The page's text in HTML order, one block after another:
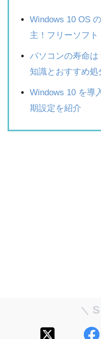
Windows 10 OS
主！フリーソフト
パソコンの寿命
知識とおすすめ処
Windows 10 を導
期設定を紹介